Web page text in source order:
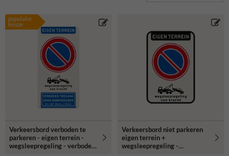
Alle niet parkeren verkeersborden op Informatiebord.nl zijn van de
hoogste kwaliteit en standaard voorzien van retro-reflecterende folie.
De levensduur op alle parkeerborden is daardoor tenminste 15 jaar
en daarmee van de hoogste kwaliteit van Nederland!
populaire
keuze
Verkeersbord verboden te
parkeren - eigen terrein -
wegsleepregeling - verboden
Verkeersbord niet parkeren
eigen terrein +
wegsleepregeling -